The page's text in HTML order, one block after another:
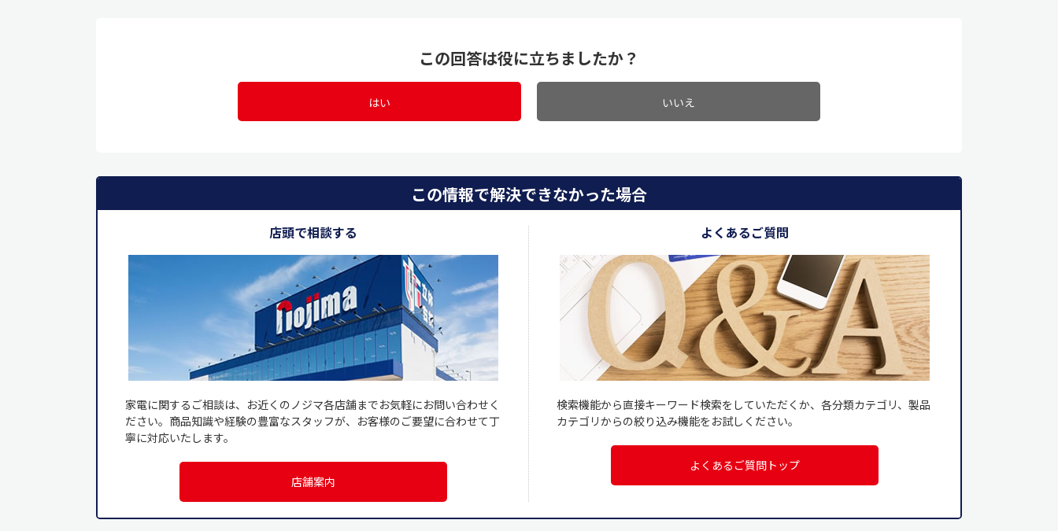
この回答は役に立ちましたか？
はい いいえ
この情報で解決できなかった場合
店頭で相談する
家電に関するご相談は、お近くのノジマ各店舗までお気軽にお問い合わせく
ださい。商品知識や経験の豊富なスタッフが、お客様のご要望に合わせて丁
寧に対応いたします。
店舗案内
よくあるご質問
検索機能から直接キーワード検索をしていただくか、各分類カテゴリ、製品
カテゴリからの絞り込み機能をお試しください。
よくあるご質問トップ